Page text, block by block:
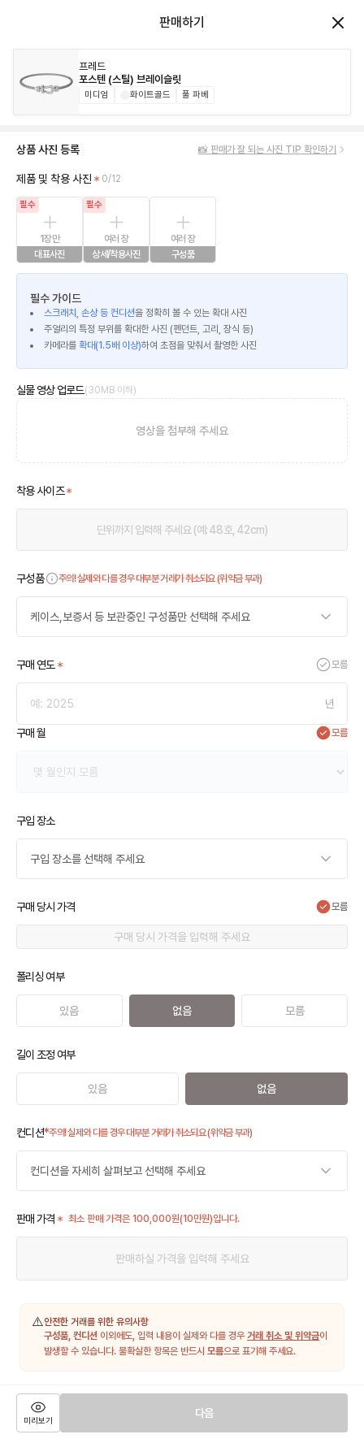
판매하기
프레드
포스텐 (스틸) 브레이슬릿
미디엄 화이트골드 풀 파베
상품 사진 등록 📸 판매가 잘 되는 사진 TIP 확인하기
제품 및 착용 사진 0/12
필수
1장만
대표사진
필수
여러 장
상세/착용사진
여러 장
구성품
필수 가이드
스크래치, 손상 등 컨디션을 정확히 볼 수 있는 확대 사진
주얼리의 특정 부위를 확대한 사진 (펜던트, 고리, 장식 등)
카메라를 확대(1.5배 이상)하여 초점을 맞춰서 촬영한 사진
실물 영상 업로드(30MB 이하)
영상을 첨부해 주세요
착용 사이즈
구성품 주의! 실제와 다를 경우 대부분 거래가 취소되요 (위약금 부과)
케이스,보증서 등 보관중인 구성품만 선택해 주세요
구매 연도 모름
년
구매 월 모름
구입 장소
구입 장소를 선택해 주세요
구매 당시 가격 모름
폴리싱 여부
있음 없음 모름
길이 조정 여부
있음 없음
컨디션*주의! 실제와 다를 경우 대부분 거래가 취소되요 (위약금 부과)
컨디션을 자세히 살펴보고 선택해 주세요
판매 가격 최소 판매 가격은 100,000원(10만원)입니다.
⚠️안전한 거래를 위한 유의사항
구성품, 컨디션 이외에도, 입력 내용이 실제와 다를 경우 거래 취소 및 위약금이
발생할 수 있습니다. 불확실한 항목은 반드시 모름으로 표기해 주세요.
미리보기
다음